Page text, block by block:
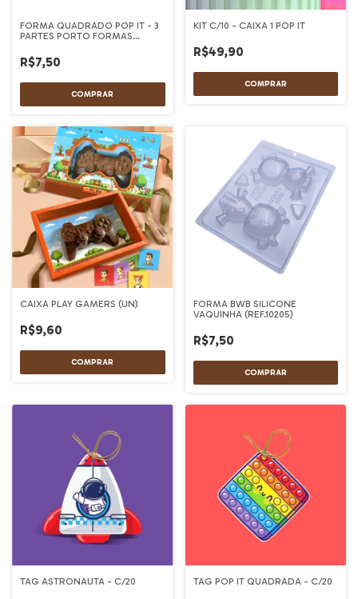
FORMA QUADRADO POP IT - 3
PARTES PORTO FORMAS
R$7,50
KIT C/10 - CAIXA 1 POP IT
R$49,90
CAIXA PLAY GAMERS (UN)
R$9,60
FORMA BWB SILICONE
VAQUINHA (REF.10205)
R$7,50
TAG ASTRONAUTA - C/20 TAG POP IT QUADRADA - C/20